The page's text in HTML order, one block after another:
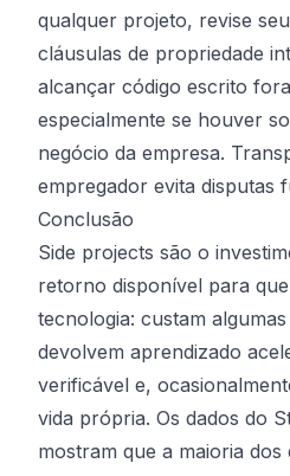
qualquer projeto, revise
cláusulas de propriedade
alcançar código escrito
especialmente se houver
negócio da empresa.
empregador evita disputas
Conclusão
Side projects são o
retorno disponível para
tecnologia: custam
devolvem aprendizado
verificável e,
vida própria. Os dados do
mostram que a maioria dos